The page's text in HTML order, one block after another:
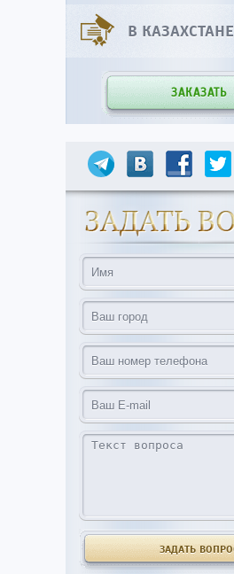
В КАЗАХСТАНЕ
ЗАКАЗАТЬ